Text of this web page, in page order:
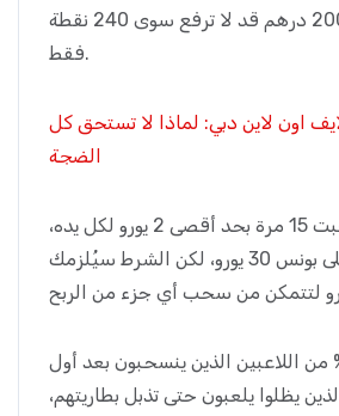
جولة، ما يعني أن 200 درهم قد لا ترفع سوى 240 نقطة
فقط.
اون لاين دبي: لماذا لا تستحق كل
الضجة
حساب آخر: إذا لعبت 15 مرة بحد أقصى 2 يورو لكل يده،
ستحصل على بونس 30 يورو، لكن الشرط سيُلزمك
بين 25% من اللاعبين الذين ينسحبون بعد أول
و75% الذين يظلوا يلعبون حتى تذبل بطاريتهم،